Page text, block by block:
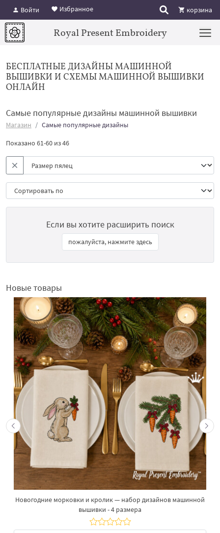
Войти Избранное корзина
Royal Present Embroidery
БЕСПЛАТНЫЕ ДИЗАЙНЫ МАШИННОЙ
ВЫШИВКИ И СХЕМЫ МАШИННОЙ ВЫШИВКИ
ОНЛАЙН
Самые популярные дизайны машинной вышивки
Магазин Самые популярные дизайны
Показано 61-60 из 46
Если вы хотите расширить поиск
пожалуйста, нажмите здесь
Новые товары
Новогодние морковки и кролик — набор дизайнов машинной
вышивки - 4 размера